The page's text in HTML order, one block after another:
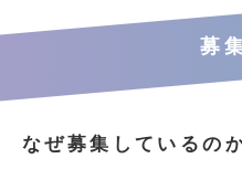
募
なぜ募集しているの